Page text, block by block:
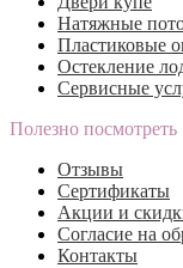
Натяжные
Пластиковые
Остекление
Сервисные
Полезно посмотреть
Отзывы
Сертификаты
Акции и
Согласие на
Контакты